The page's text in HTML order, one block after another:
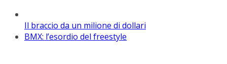
Il braccio da un milione di dollari
BMX: l’esordio del freestyle